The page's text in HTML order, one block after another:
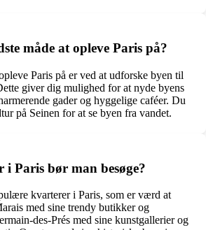
måde at opleve Paris på?
Paris på er ved at udforske byen til
giver dig mulighed for at nyde byens
gader og hyggelige caféer. Du
på Seinen for at se byen fra vandet.
Paris bør man besøge?
kvarterer i Paris, som er værd at
med sine trendy butikker og
des-Prés med sine kunstgallerier og